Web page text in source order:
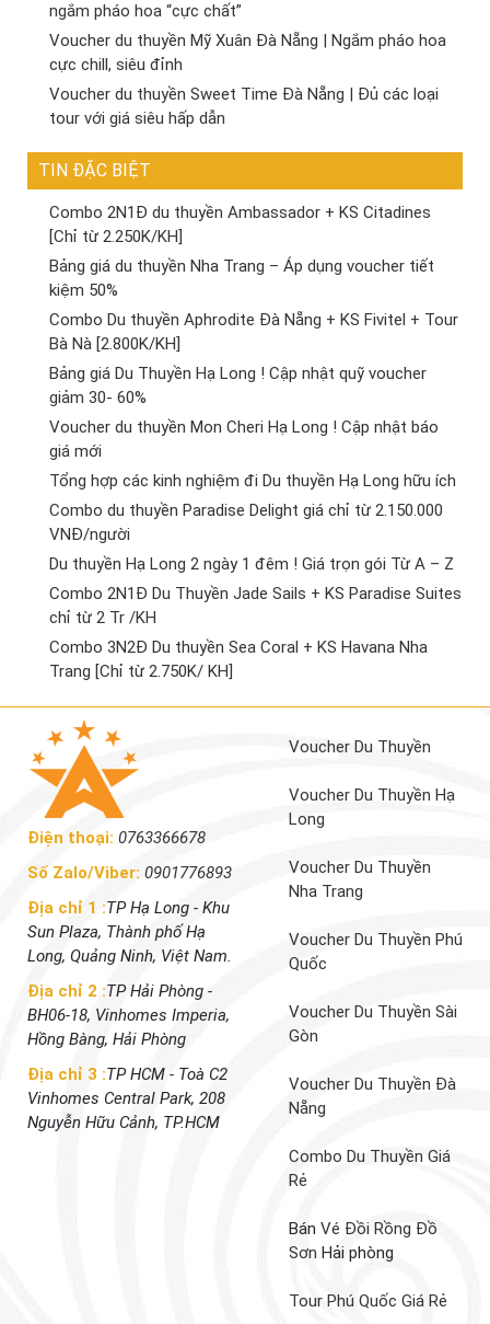
ngắm pháo hoa “cực chất”
Voucher du thuyền Mỹ Xuân Đà Nẵng | Ngắm pháo hoa
cực chill, siêu đỉnh
Voucher du thuyền Sweet Time Đà Nẵng | Đủ các loại
tour với giá siêu hấp dẫn
TIN ĐẶC BIỆT
Combo 2N1Đ du thuyền Ambassador + KS Citadines
[Chỉ từ 2.250K/KH]
Bảng giá du thuyền Nha Trang – Áp dụng voucher tiết
kiệm 50%
Combo Du thuyền Aphrodite Đà Nẵng + KS Fivitel + Tour
Bà Nà [2.800K/KH]
Bảng giá Du Thuyền Hạ Long ! Cập nhật quỹ voucher
giảm 30- 60%
Voucher du thuyền Mon Cheri Hạ Long ! Cập nhật báo
giá mới
Tổng hợp các kinh nghiệm đi Du thuyền Hạ Long hữu ích
Combo du thuyền Paradise Delight giá chỉ từ 2.150.000
VNĐ/người
Du thuyền Hạ Long 2 ngày 1 đêm ! Giá trọn gói Từ A – Z
Combo 2N1Đ Du Thuyền Jade Sails + KS Paradise Suites
chỉ từ 2 Tr /KH
Combo 3N2Đ Du thuyền Sea Coral + KS Havana Nha
Trang [Chỉ từ 2.750K/ KH]
Điện thoại: 0763366678
Số Zalo/Viber: 0901776893
Địa chỉ 1 :TP Hạ Long - Khu
Sun Plaza, Thành phố Hạ
Long, Quảng Ninh, Việt Nam.
Địa chỉ 2 :TP Hải Phòng -
BH06-18, Vinhomes Imperia,
Hồng Bàng, Hải Phòng
Địa chỉ 3 :TP HCM - Toà C2
Vinhomes Central Park, 208
Nguyễn Hữu Cảnh, TP.HCM
Voucher Du Thuyền
Voucher Du Thuyền Hạ
Long
Voucher Du Thuyền
Nha Trang
Voucher Du Thuyền Phú
Quốc
Voucher Du Thuyền Sài
Gòn
Voucher Du Thuyền Đà
Nẵng
Combo Du Thuyền Giá
Rẻ
Bán Vé Đồi Rồng Đồ
Sơn Hải phòng
Tour Phú Quốc Giá Rẻ